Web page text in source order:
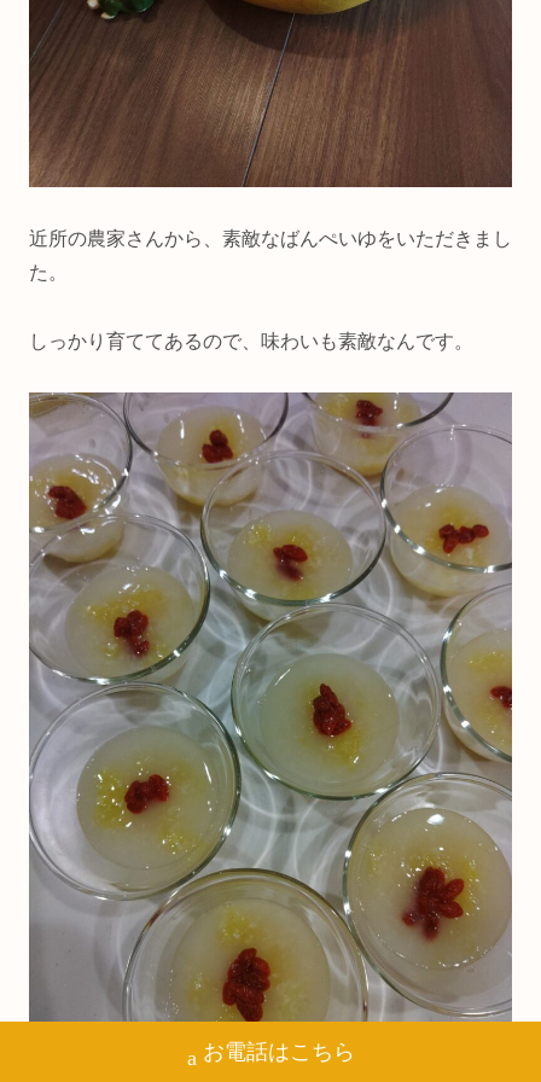
近所の農家さんから、素敵なばんぺいゆをいただきまし
た。
しっかり育ててあるので、味わいも素敵なんです。
お電話はこちら